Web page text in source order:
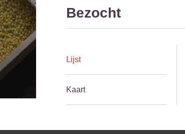
Bezocht
Lijst
Kaart